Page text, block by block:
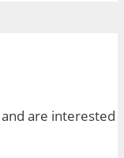
are interested